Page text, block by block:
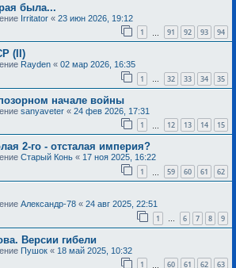
была...
Irritator « 23 июн 2026, 19:12
1 91 92 93 94
(II)
Rayden « 02 мар 2026, 16:35
1 … 32 33 34 35
начале войны
sanyaveter « 24 фев 2026, 17:31
1 12 13 14 15
2-го - отсталая империя?
Старый Конь « 17 ноя 2025, 16:22
1 59 60 61 62
Александр-78 « 24 авг 2025, 22:51
1 … 6 7 8 9
Версии гибели
Пушок « 18 май 2025, 10:32
1 60 61 62 63